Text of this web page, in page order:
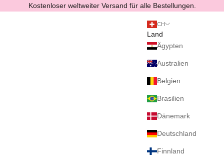
Zum Inhalt springen
Kostenloser weltweiter Versand für alle Bestellungen.
CH
Land
Ägypten
Australien
Belgien
Brasilien
Dänemark
Deutschland
Finnland